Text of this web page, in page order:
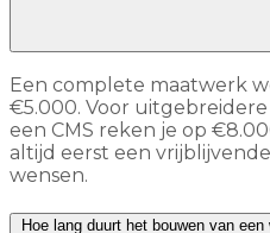
Een complete maatwerk
€5.000. Voor
een CMS reken je op
altijd eerst een
wensen.
Hoe lang duurt het bouwen